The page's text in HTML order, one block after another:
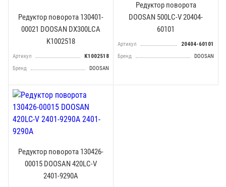
Редуктор поворота 130401-
00021 DOOSAN DX300LCA
K1002518
Артикул
K1002518
Бренд
DOOSAN
Редуктор поворота
DOOSAN 500LC-V 20404-
60101
Артикул
20404-60101
Бренд
DOOSAN
Редуктор поворота 130426-
00015 DOOSAN 420LC-V
2401-9290A